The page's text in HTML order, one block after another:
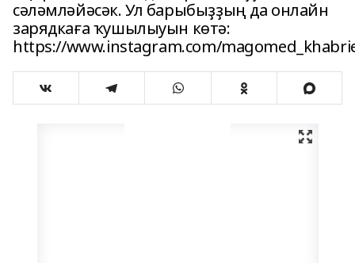
сәләмләйәсәк. Ул барыбыҙҙың да онлайн
зарядкаға ҡушылыуын көтә:
https://www.instagram.com/